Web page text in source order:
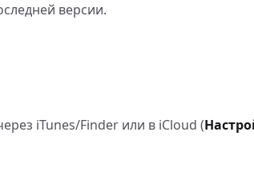
версии.
iTunes/Finder или в iCloud (